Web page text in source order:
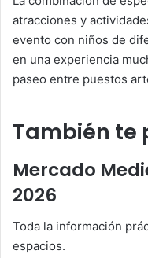
atracciones y
evento con niños de
en una experiencia
paseo entre puestos
También te
Mercado
2026
Toda la información
espacios.